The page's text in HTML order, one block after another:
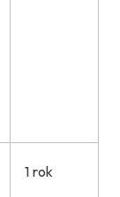
1 rok